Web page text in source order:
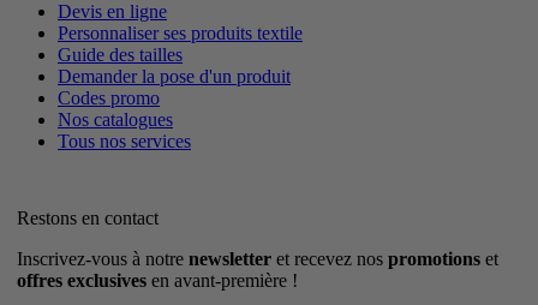
Devis en ligne
Personnaliser ses produits textile
Guide des tailles
Demander la pose d'un produit
Codes promo
Nos catalogues
Tous nos services
Restons en contact
Inscrivez-vous à notre newsletter et recevez nos promotions et
offres exclusives en avant-première !